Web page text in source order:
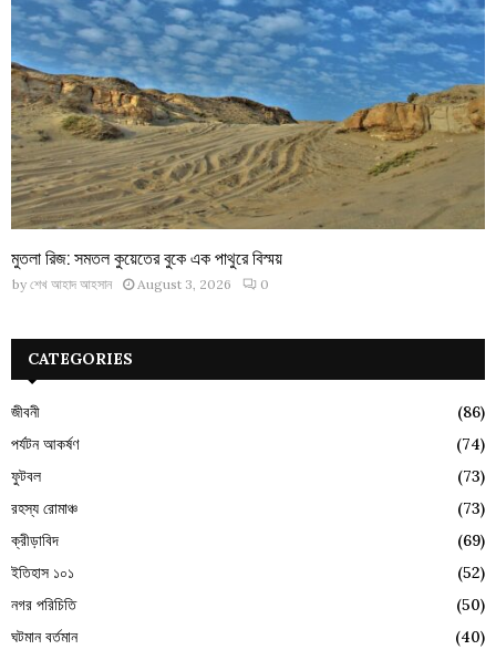
মুতলা রিজ: সমতল কুয়েতের বুকে এক পাথুরে বিস্ময়
by শেখ আহাদ আহসান August 3, 2026 0
CATEGORIES
জীবনী
(86)
পর্যটন আকর্ষণ
(74)
ফুটবল
(73)
রহস্য রোমাঞ্চ
(73)
ক্রীড়াবিদ
(69)
ইতিহাস ১০১
(52)
নগর পরিচিতি
(50)
ঘটমান বর্তমান
(40)